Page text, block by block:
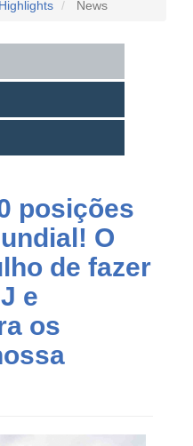
Highlights News
posições
O
de fazer
e
os